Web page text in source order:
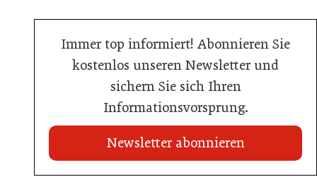
Immer top informiert! Abonnieren Sie
kostenlos unseren Newsletter und
sichern Sie sich Ihren
Informationsvorsprung.
Newsletter abonnieren